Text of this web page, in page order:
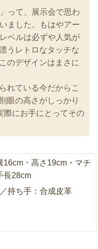
って、展示会で思わ
ました。もはやアー
ベルは必ずや人気が
うレトロなタッチな
のデザインはまさに
れている今だからこ
眼の高さがしっかり
際にお手にとってその
16cm・高さ19cm・マチ
長28cm
持ち手：合成皮革